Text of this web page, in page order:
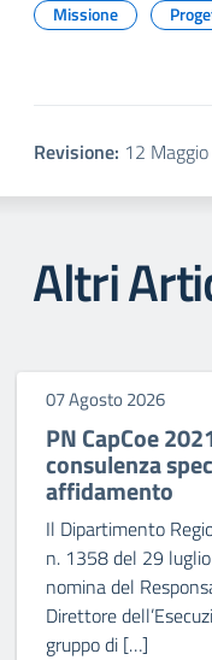
Missione
Revisione: 12
Altri
07 Agosto 2026
PN CapCoe
consulenza
affidamento
Il Dipartimento
n. 1358 del 29
nomina del
Direttore
gruppo di […]